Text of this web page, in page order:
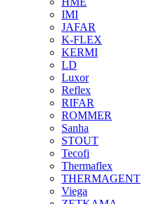
IMI
JAFAR
K-FLEX
KERMI
LD
Luxor
Reflex
RIFAR
ROMMER
Sanha
STOUT
Tecofi
Thermaflex
THERMAGENT
Viega